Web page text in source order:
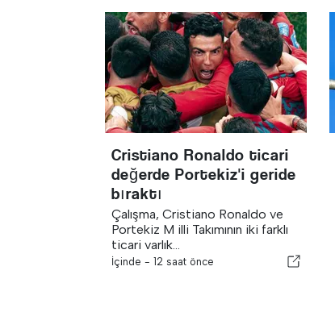
Cristiano Ronaldo ticari
değerde Portekiz'i geride
bıraktı
Çalışma, Cristiano Ronaldo ve
Portekiz M illi Takımının iki farklı
ticari varlık...
İçinde - 12 saat önce